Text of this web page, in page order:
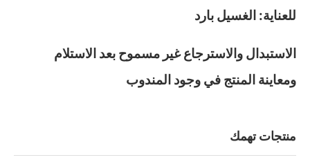
للعناية: الغسيل بارد
الاستبدال والاسترجاع غير مسموح بعد الاستلام
ومعاينة المنتج في وجود المندوب
منتجات تهمك